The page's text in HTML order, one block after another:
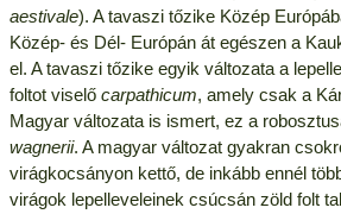
aestivale). A tavaszi tőzike Közép
Közép- és Dél- Európán át egészen a
el. A tavaszi tőzike egyik változata a
foltot viselő carpathicum, amely csak a
Magyar változata is ismert, ez a
wagnerii. A magyar változat gyakran
virágkocsányon kettő, de inkább ennél
virágok lepelleveleinek csúcsán zöld folt